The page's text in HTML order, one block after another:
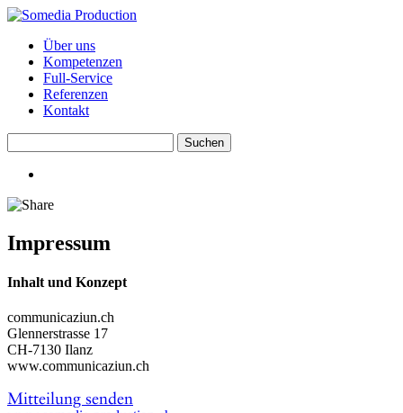
Über uns
Kompetenzen
Full-Service
Referenzen
Kontakt
Impressum
Inhalt und Konzept
communicaziun.ch
Glennerstrasse 17
CH-7130 Ilanz
www.communicaziun.ch
Mitteilung senden